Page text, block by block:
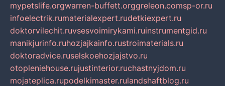
mypetslife.orgwarren-buffett.orggreleon.comsp-or.ru
infoelectrik.rumaterialexpert.rudetkiexpert.ru
doktorvilechit.ruvsesvoimirykami.ruinstrumentgid.ru
manikjurinfo.ruhozjajkainfo.rustroimaterials.ru
doktoradvice.ruselskoehozjajstvo.ru
otopleniehouse.rujustinterior.ruchastnyjdom.ru
mojateplica.rupodelkimaster.rulandshaftblog.ru